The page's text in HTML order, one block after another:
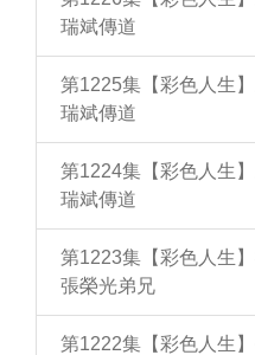
瑞斌傳道
第1225集【彩色人生
瑞斌傳道
第1224集【彩色人生
瑞斌傳道
第1223集【彩色人生
張榮光弟兄
第1222集【彩色人生